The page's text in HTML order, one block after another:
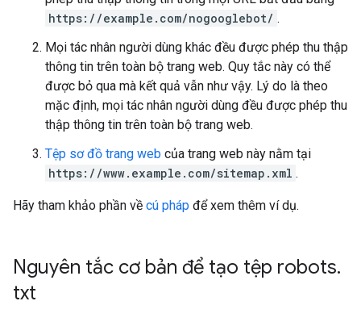
https://example.com/nogooglebot/ .
Mọi tác nhân người dùng khác đều được phép thu thập
thông tin trên toàn bộ trang web. Quy tắc này có thể
được bỏ qua mà kết quả vẫn như vậy. Lý do là theo
mặc định, mọi tác nhân người dùng đều được phép thu
thập thông tin trên toàn bộ trang web.
Tệp sơ đồ trang web của trang web này nằm tại
https://www.example.com/sitemap.xml .
Hãy tham khảo phần về cú pháp để xem thêm ví dụ.
Nguyên tắc cơ bản để tạo tệp robots.
txt